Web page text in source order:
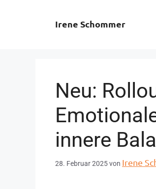
Irene Schommer
Neu:
innere
28. Februar 2025von Irene